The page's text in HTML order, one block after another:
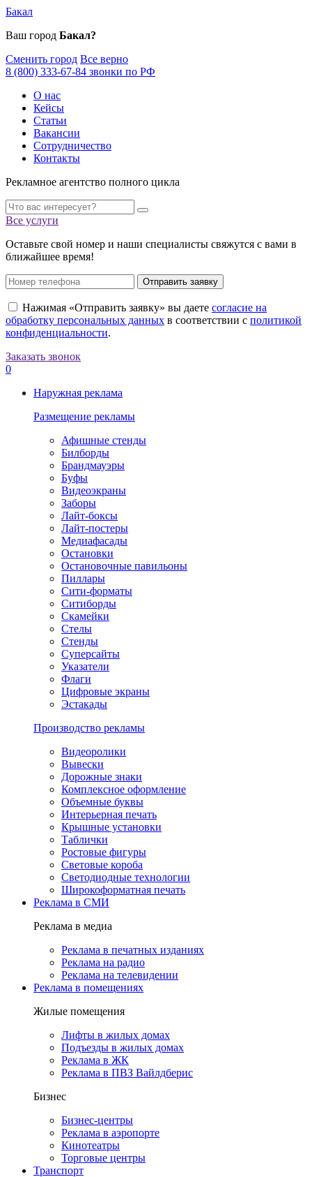
Бакал
Ваш город Бакал?
Сменить город Все верно
8 (800) 333-67-84 звонки по РФ
О нас
Кейсы
Статьи
Вакансии
Сотрудничество
Контакты
Рекламное агентство полного цикла
Все услуги
Оставьте свой номер и наши специалисты свяжутся с вами в
ближайшее время!
Отправить заявку
Нажимая «Отправить заявку» вы даете согласие на
обработку персональных данных в соответствии с политикой
конфиденциальности.
Заказать звонок
0
Наружная реклама
Размещение рекламы
Афишные стенды
Билборды
Брандмауэры
Буфы
Видеоэкраны
Заборы
Лайт-боксы
Лайт-постеры
Медиафасады
Остановки
Остановочные павильоны
Пиллары
Сити-форматы
Ситиборды
Скамейки
Стелы
Стенды
Суперсайты
Указатели
Флаги
Цифровые экраны
Эстакады
Производство рекламы
Видеоролики
Вывески
Дорожные знаки
Комплексное оформление
Объемные буквы
Интерьерная печать
Крышные установки
Таблички
Ростовые фигуры
Световые короба
Светодиодные технологии
Широкоформатная печать
Реклама в СМИ
Реклама в медиа
Реклама в печатных изданиях
Реклама на радио
Реклама на телевидении
Реклама в помещениях
Жилые помещения
Лифты в жилых домах
Подъезды в жилых домах
Реклама в ЖК
Реклама в ПВЗ Вайлдберис
Бизнес
Бизнес-центры
Реклама в аэропорте
Кинотеатры
Торговые центры
Транспорт